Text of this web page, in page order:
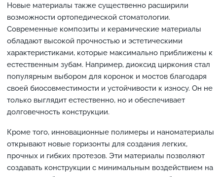
Новые материалы также существенно расширили
возможности ортопедической стоматологии.
Современные композиты и керамические материалы
обладают высокой прочностью и эстетическими
характеристиками, которые максимально приближены к
естественным зубам. Например, диоксид циркония стал
популярным выбором для коронок и мостов благодаря
своей биосовместимости и устойчивости к износу. Он не
только выглядит естественно, но и обеспечивает
долговечность конструкции.
Кроме того, инновационные полимеры и наноматериалы
открывают новые горизонты для создания легких,
прочных и гибких протезов. Эти материалы позволяют
создавать конструкции с минимальным воздействием на